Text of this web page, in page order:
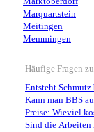
Marquartstein
Meitingen
Memmingen
Häufige Fragen
Entsteht
Kann man BBS
Preise: Wieviel
Sind die Arbeiten